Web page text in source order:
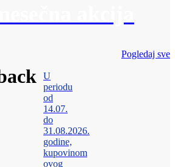
Pogledaj sve
U
periodu
od
14.07.
do
31.08.2026.
godine,
kupovinom
ovog